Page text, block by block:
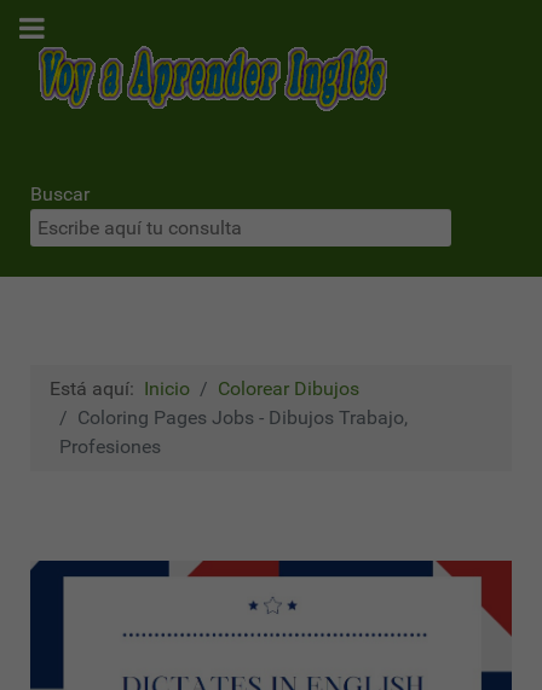
Buscar
Está aquí: Inicio
Colorear Dibujos
Coloring Pages Jobs - Dibujos Trabajo,
Profesiones